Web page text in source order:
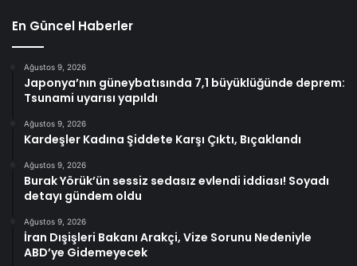
En Güncel Haberler
Ağustos 9, 2026
Japonya’nın güneybatısında 7,1 büyüklüğünde deprem:
Tsunami uyarısı yapıldı
Ağustos 9, 2026
Kardeşler Kadına Şiddete Karşı Çıktı, Bıçaklandı
Ağustos 9, 2026
Burak Yörük’ün sessiz sedasız evlendi iddiası! Soyadı
detayı gündem oldu
Ağustos 9, 2026
İran Dışişleri Bakanı Arakçi, Vize Sorunu Nedeniyle
ABD’ye Gidemeyecek